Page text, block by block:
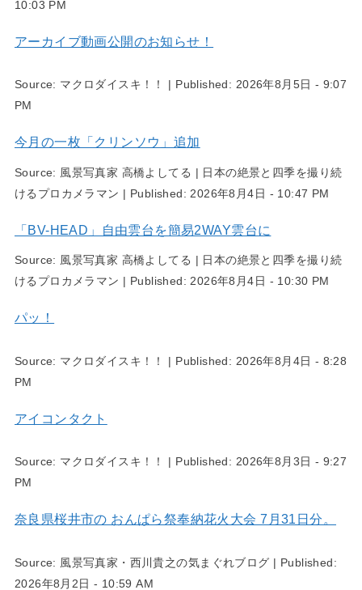
10:03 PM
アーカイブ動画公開のお知らせ！
Source: マクロダイスキ！！ | Published: 2026年8月5日 - 9:07
PM
今月の一枚「クリンソウ」追加
Source: 風景写真家 高橋よしてる | 日本の絶景と四季を撮り続
けるプロカメラマン | Published: 2026年8月4日 - 10:47 PM
「BV-HEAD」自由雲台を簡易2WAY雲台に
Source: 風景写真家 高橋よしてる | 日本の絶景と四季を撮り続
けるプロカメラマン | Published: 2026年8月4日 - 10:30 PM
パッ！
Source: マクロダイスキ！！ | Published: 2026年8月4日 - 8:28
PM
アイコンタクト
Source: マクロダイスキ！！ | Published: 2026年8月3日 - 9:27
PM
奈良県桜井市の おんぱら祭奉納花火大会 7月31日分。
Source: 風景写真家・西川貴之の気まぐれブログ | Published:
2026年8月2日 - 10:59 AM